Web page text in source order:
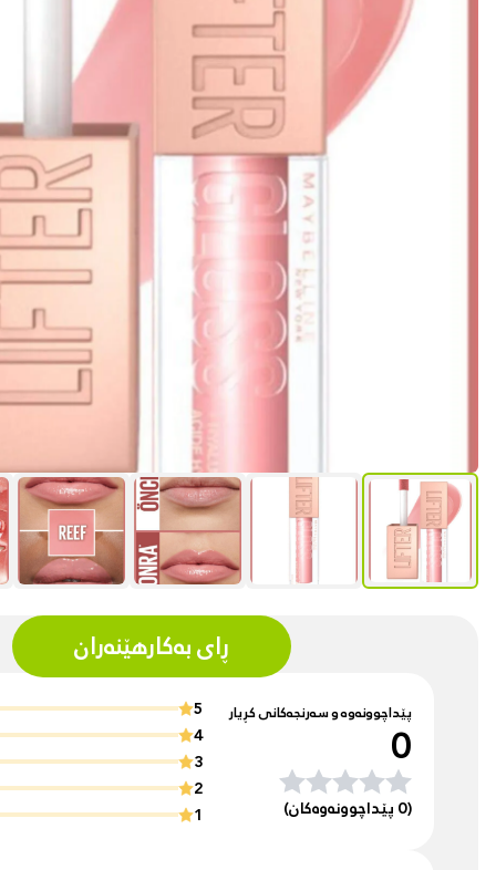
ڕای بەکارهێنەران
پێداچوونەوە و سەرنجەکانی کڕیار
0
(0 پێداچوونەوەکان)
5
4
3
2
1